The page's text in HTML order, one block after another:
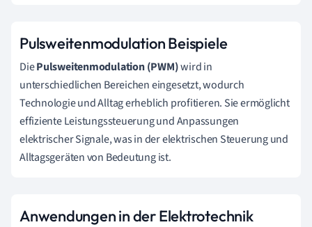
Pulsweitenmodulation Beispiele
DiePulsweitenmodulation (PWM)wird in
unterschiedlichen Bereichen eingesetzt, wodurch
Technologie und Alltag erheblich profitieren. Sie ermöglicht
effiziente Leistungssteuerung und Anpassungen
elektrischer Signale, was in der elektrischen Steuerung und
Alltagsgeräten von Bedeutung ist.
Anwendungen in der Elektrotechnik